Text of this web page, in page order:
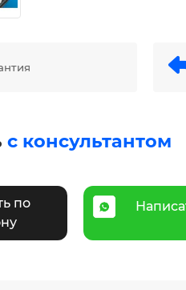
с консультантом
по